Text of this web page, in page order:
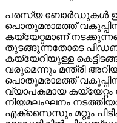
പരസ്യ ബോര്‍ഡുകള്‍
പൊതുമരാമത്ത്
കയ്യേറ്റമാണ്
തുടങ്ങുന്നതോടെ
കയ്യേറിയുള്ള
വരുമെന്നും മന്ത്രി
പൊതുമരാമത്ത്
വ്യാപകമായ കയ്യേറ്റം
നിയമലംഘനം
എക്സൈസും മറ്റും